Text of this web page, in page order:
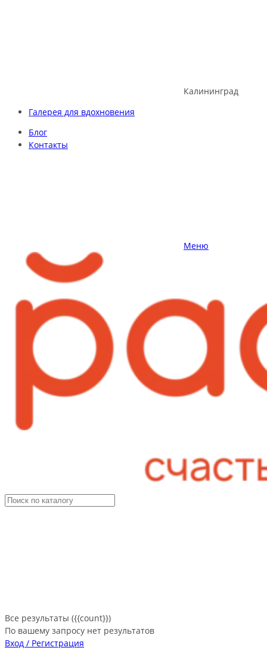
Калининград
Галерея для вдохновения
Блог
Контакты
Меню
Все результаты ({{count}})
По вашему запросу нет результатов
Вход / Регистрация